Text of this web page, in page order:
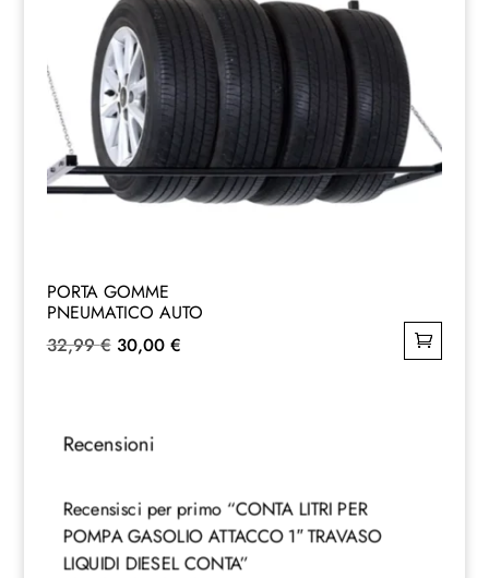
PORTA GOMME
PNEUMATICO AUTO
32,99€ Il
32,99 €.
30,00 €Il
Recensioni
Recensisci per primo “CONTA LITRI PER
POMPA GASOLIO ATTACCO 1″ TRAVASO
LIQUIDI DIESEL CONTA”